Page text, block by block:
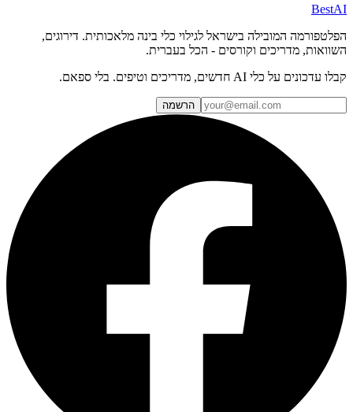
BestAI
הפלטפורמה המובילה בישראל לגילוי כלי בינה מלאכותית. דירוגים,
השוואות, מדריכים וקורסים - הכל בעברית.
קבלו עדכונים על כלי AI חדשים, מדריכים וטיפים. בלי ספאם.
הרשמה